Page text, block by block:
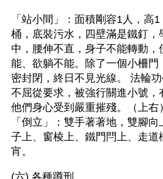
「站小間」：面積剛容1人，高
桶，底裝污水，四壁滿是鐵釘，
中，腰伸不直，身子不能轉動，
能、欲躺不能。除了一個小柵門
密封閉，終日不見光線。 法輪功
不屈從要求，被強行關進小號，
他們身心受到嚴重摧殘。（上右）
「倒立」：雙手著著地，雙腳
子上、窗棱上、鐵門閂上、走道
宵。
(六) 各種蹲刑